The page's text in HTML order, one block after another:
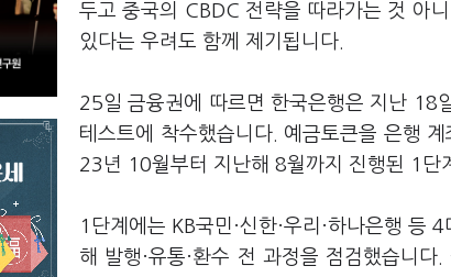
두고 중국의 CBDC 전략을 따라가는 것 아
있다는 우려도 함께 제기됩니다.
25일 금융권에 따르면 한국은행은 지난 18
테스트에 착수했습니다. 예금토큰을 은행
23년 10월부터 지난해 8월까지 진행된 1단
1단계에는 KB국민·신한·우리·하나은행 등
해 발행·유통·환수 전 과정을 점검했습니